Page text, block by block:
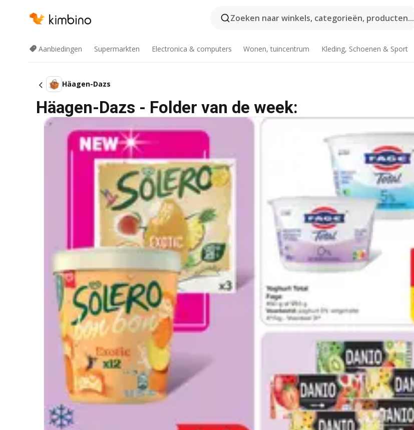
Zoeken naar winkels, categorieën, producten...
Aanbiedingen Supermarkten Electronica & computers Wonen, tuincentrum Kleding, Schoenen & Sport
Häagen-Dazs
Häagen-Dazs - Folder van de week: